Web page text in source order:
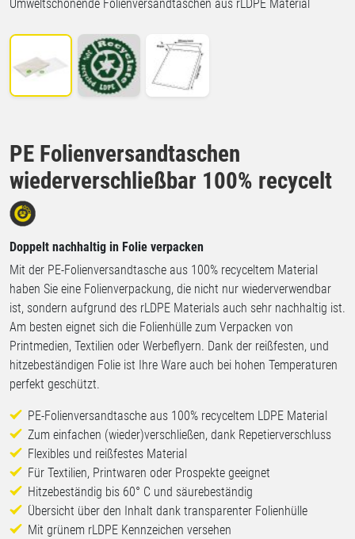
PE Folienversandtaschen
wiederverschließbar 100% recycelt
Umweltschonende Folienversandtaschen aus rLDPE Material
Doppelt nachhaltig in Folie verpacken
Mit der PE-Folienversandtasche aus 100% recyceltem Material
haben Sie eine Folienverpackung, die nicht nur wiederverwendbar
ist, sondern aufgrund des rLDPE Materials auch sehr nachhaltig ist.
Am besten eignet sich die Folienhülle zum Verpacken von
Printmedien, Textilien oder Werbeflyern. Dank der reißfesten, und
hitzebeständigen Folie ist Ihre Ware auch bei hohen Temperaturen
perfekt geschützt.
PE-Folienversandtasche aus 100% recyceltem LDPE Material
Zum einfachen (wieder)verschließen, dank Repetierverschluss
Flexibles und reißfestes Material
Für Textilien, Printwaren oder Prospekte geeignet
Hitzebeständig bis 60° C und säurebeständig
Übersicht über den Inhalt dank transparenter Folienhülle
Mit grünem rLDPE Kennzeichen versehen